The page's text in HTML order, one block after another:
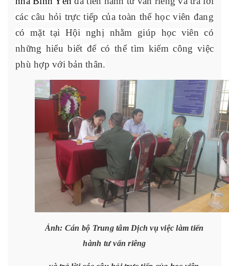
các câu hỏi trực tiếp của toàn thể học viên đang
có mặt tại Hội nghị nhằm giúp học viên có
những hiểu biết để có thể tìm kiếm công việc
phù hợp với bản thân.
Ảnh: Cán bộ Trung tâm Dịch vụ việc làm tiến
hành tư vấn riêng